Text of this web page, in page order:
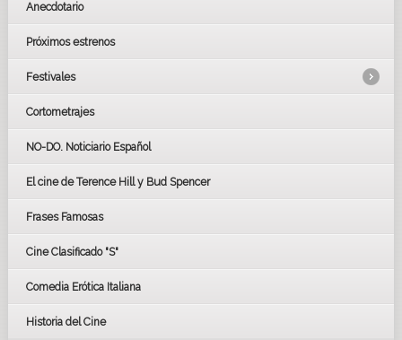
Anecdotario
Próximos estrenos
Festivales
LOS OSCARS
GOYAS
BAFTA
Cortometrajes
NO-DO. Noticiario Español
El cine de Terence Hill y Bud Spencer
Frases Famosas
Cine Clasificado "S"
Comedia Erótica Italiana
Historia del Cine